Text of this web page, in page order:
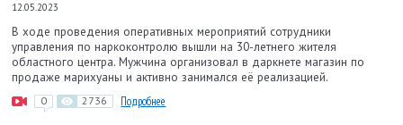
12.05.2023
В ходе проведения оперативных мероприятий сотрудники
управления по наркоконтролю вышли на 30-летнего жителя
областного центра. Мужчина организовал в даркнете магазин по
продаже марихуаны и активно занимался её реализацией.
0 2736 Подробнее